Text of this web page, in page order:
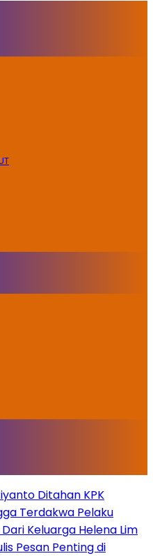
Ditahan KPK
Terdakwa Pelaku
Keluarga Helena Lim
Pesan Penting di